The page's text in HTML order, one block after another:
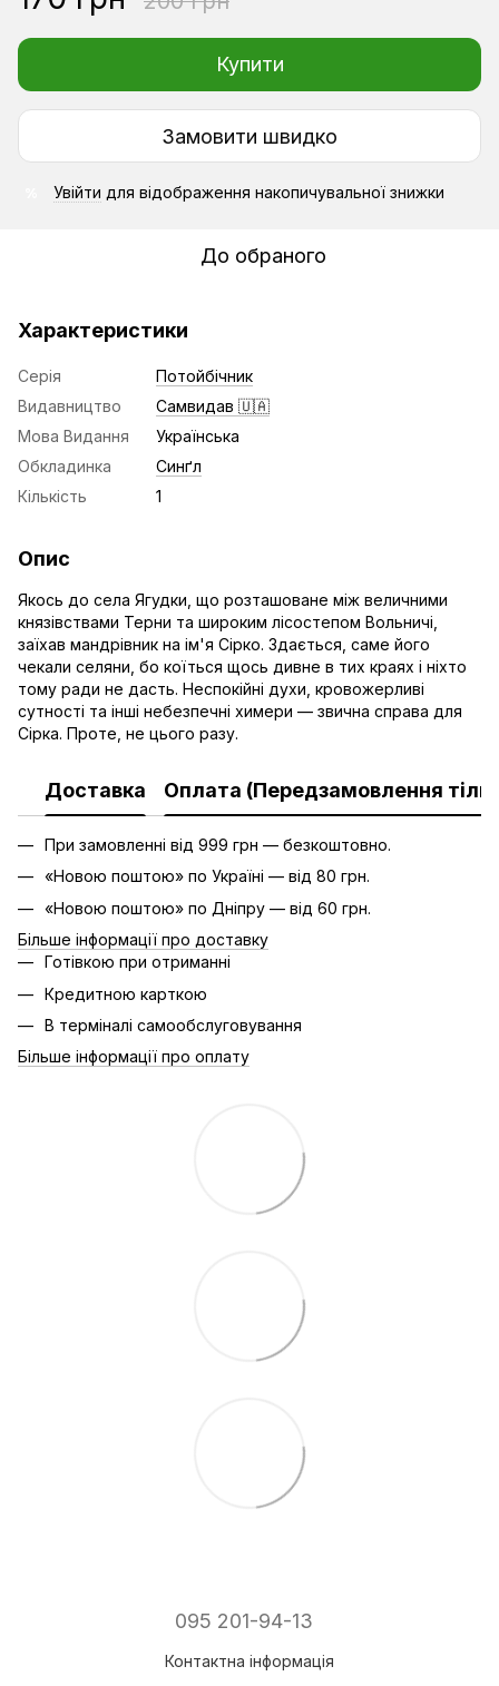
Купити
Замовити швидко
Увійти для відображення накопичувальної знижки
До обраного
Характеристики
Серія
Потойбічник
Видавництво
Самвидав 🇺🇦
Мова Видання
Українська
Обкладинка
Синґл
Кількість
1
Опис
Якось до села Ягудки, що розташоване між величними
князівствами Терни та широким лісостепом Вольничі,
заїхав мандрівник на ім'я Сірко. Здається, саме його
чекали селяни, бо коїться щось дивне в тих краях і ніхто
тому ради не дасть. Неспокійні духи, кровожерливі
сутності та інші небезпечні химери — звична справа для
Сірка. Проте, не цього разу.
Доставка Оплата (Передзамовлення
При замовленні від 999 грн — безкоштовно.
«Новою поштою» по Україні — від 80 грн.
«Новою поштою» по Дніпру — від 60 грн.
Більше інформації про доставку
Готівкою при отриманні
Кредитною карткою
В терміналі самообслуговування
Більше інформації про оплату
095 201-94-13
Контактна інформація